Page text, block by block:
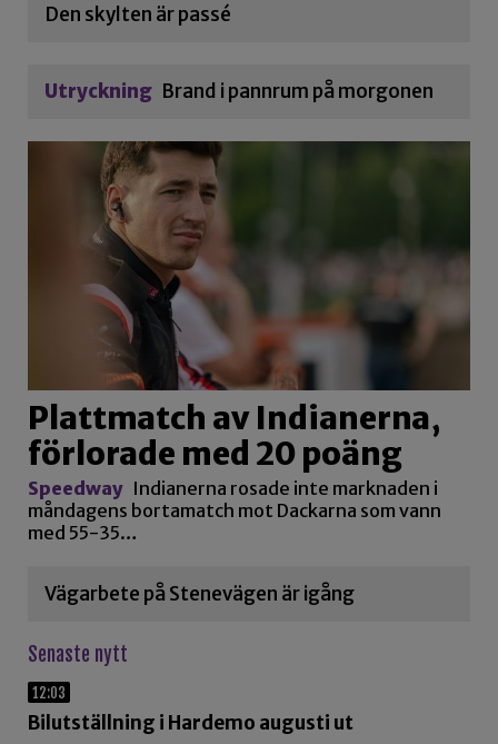
Den skylten är passé
Utryckning Brand i pannrum på morgonen
Plattmatch av Indianerna,
förlorade med 20 poäng
Speedway Indianerna rosade inte marknaden i
måndagens bortamatch mot Dackarna som vann
med 55-35…
Vägarbete på Stenevägen är igång
Senaste nytt
12:03
Bilutställning i Hardemo augusti ut